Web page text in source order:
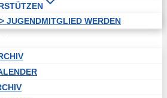
> JUGENDMITGLIED WERDEN